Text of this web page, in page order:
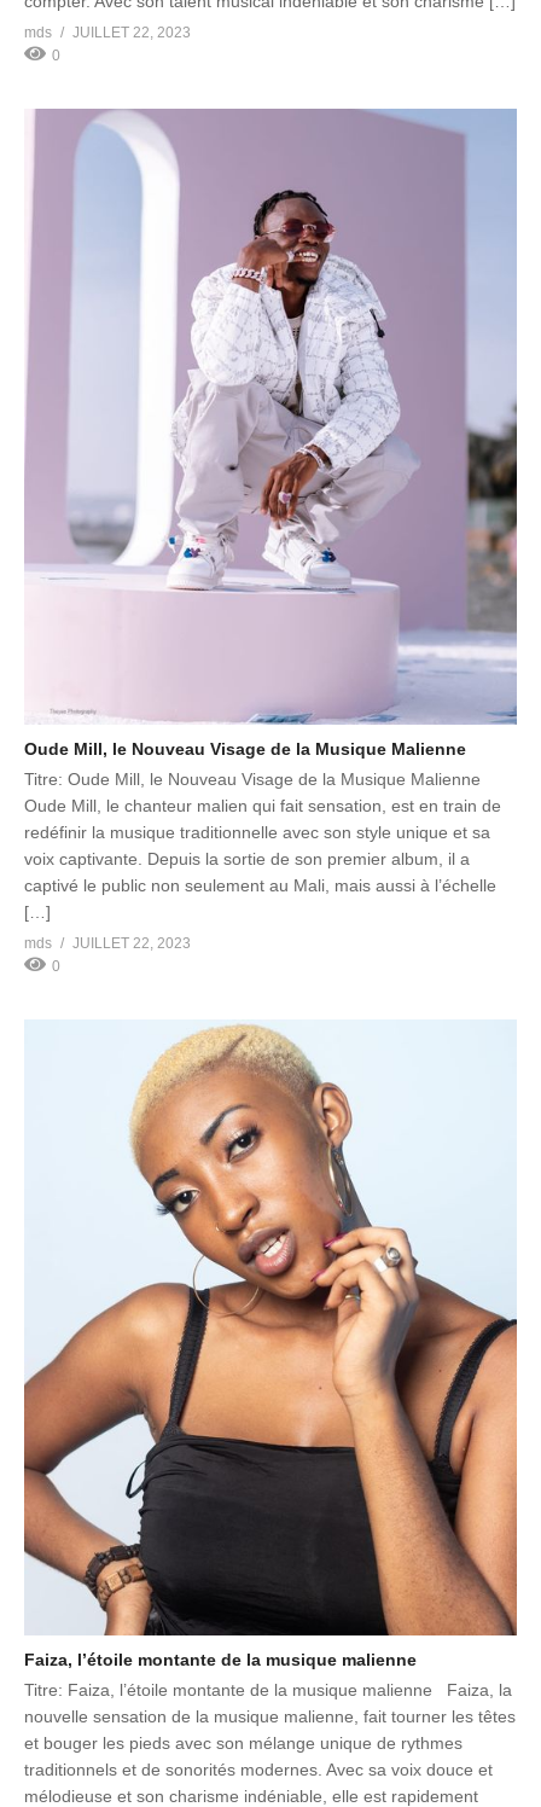
mds
JUILLET 22, 2023
0
Oude Mill, le Nouveau Visage de la Musique Malienne
Titre: Oude Mill, le Nouveau Visage de la Musique Malienne
Oude Mill, le chanteur malien qui fait sensation, est en train de
redéfinir la musique traditionnelle avec son style unique et sa
voix captivante. Depuis la sortie de son premier album, il a
captivé le public non seulement au Mali, mais aussi à l’échelle
[…]
mds
JUILLET 22, 2023
0
Faiza, l’étoile montante de la musique malienne
Titre: Faiza, l’étoile montante de la musique malienne Faiza, la
nouvelle sensation de la musique malienne, fait tourner les têtes
et bouger les pieds avec son mélange unique de rythmes
traditionnels et de sonorités modernes. Avec sa voix douce et
mélodieuse et son charisme indéniable, elle est rapidement